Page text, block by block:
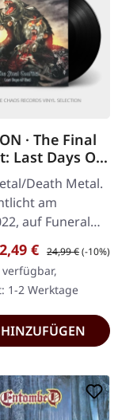
· The Final
Last Days Of
LP
Death Metal.
am
auf Funeral
Kann leicht
Ecke
€ Regulärer Preis:
24,99 €(-10%)
1-2 Werktage
HINZUFÜGEN